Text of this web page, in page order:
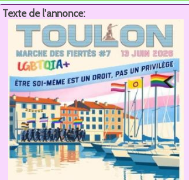
Texte de l'annonce: